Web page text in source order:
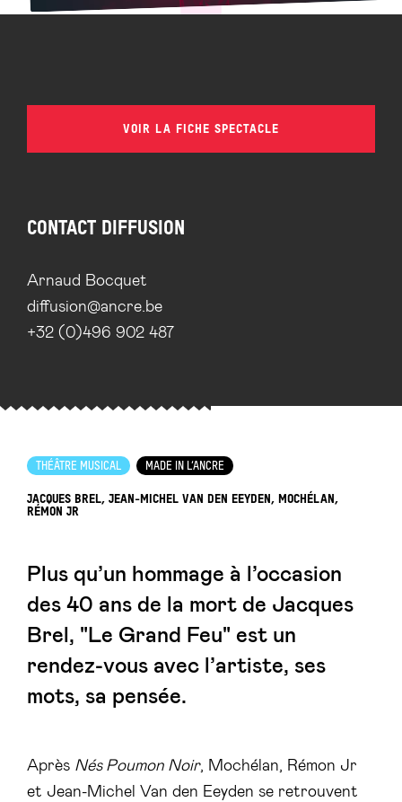
VOIR LA FICHE SPECTACLE
CONTACT DIFFUSION
Arnaud Bocquet
diffusion@ancre.be
+32 (0)496 902 487
JACQUES BREL, JEAN-MICHEL VAN DEN EEYDEN, MOCHÉLAN,
RÉMON JR
THÉÂTRE MUSICAL MADE IN L’ANCRE
Plus qu’un hommage à l’occasion
des 40 ans de la mort de Jacques
Brel, "Le Grand Feu" est un
rendez-vous avec l’artiste, ses
mots, sa pensée.
Après Nés Poumon Noir, Mochélan, Rémon Jr
et Jean-Michel Van den Eeyden se retrouvent